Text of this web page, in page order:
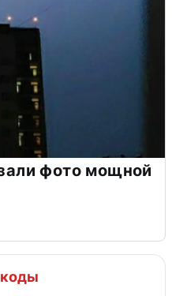
фото мощной